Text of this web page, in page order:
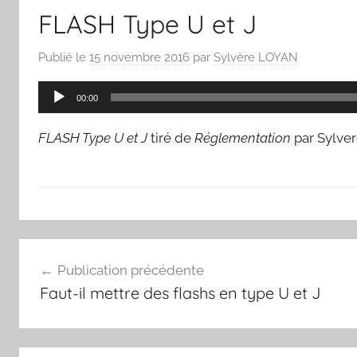
FLASH Type U et J
Publié le 15 novembre 2016 par Sylvère LOYAN
Lecteur
audio
00:00
FLASH Type U et J tiré de Réglementation par
de
Publication précédente
Faut-il mettre des flashs en type U et J